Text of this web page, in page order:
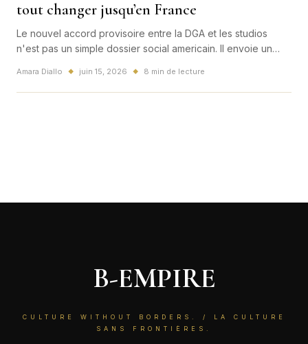
tout changer jusqu’en France
Le nouvel accord provisoire entre la DGA et les studios
n'est pas un simple dossier social americain. Il envoie un
sortie et la stabilite d'Hollywood, avec des consequences
tres concretes pour la France.
Amara Diallo ◆ juin 15, 2026 ◆ 8 min de lecture
B-EMPIRE
CULTURE WITHOUT BORDERS. / LA CULTURE
SANS FRONTIÈRES.